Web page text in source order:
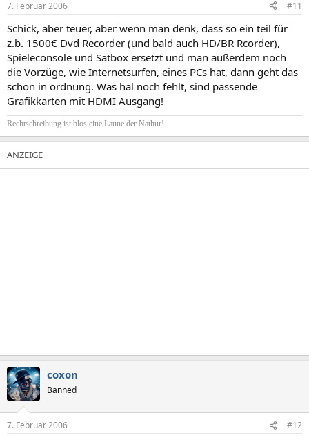
7. Februar 2006 #11
Schick, aber teuer, aber wenn man denk, dass so ein teil für
z.b. 1500€ Dvd Recorder (und bald auch HD/BR Rcorder),
Spieleconsole und Satbox ersetzt und man außerdem noch
die Vorzüge, wie Internetsurfen, eines PCs hat, dann geht das
schon in ordnung. Was hal noch fehlt, sind passende
Grafikkarten mit HDMI Ausgang!
Rechtschreibung ist blos eine Laune der Nathur!
coxon
Banned
7. Februar 2006 #12